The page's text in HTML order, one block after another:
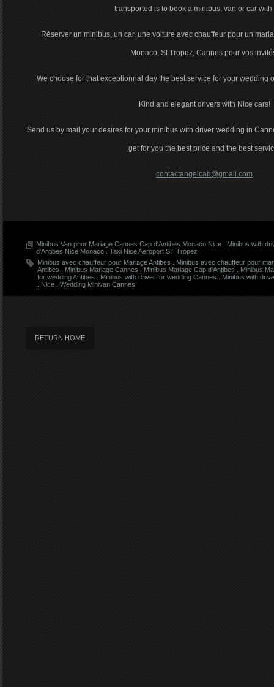
transported is to book a minibus, van or car with
Réserver un minibus, un car, une voiture avec chauffeur pour un
Monaco, St Tropez, Cannes pour vos
We choose for that exceptionnal day the best service for your wedding
Kind and elegant drivers with Nice cars!
Send us by mail your desires for your minibus with driver wedding in
get for you the best price and the best
contactangelcab@gmail.com
Minibus Van pour Mariage Cannes Cap d'Antibes Monaco Nice
Minibus with
d'Antibes Nice Monaco
Taxi Nice Aeroport ST Tropez
Minibus avec chauffeur pour Mariage Antibes
Minibus avec chauffeur pour
Antibes
Minibus Mariage Cannes Minibus Mariage Cap d'Antibes
Minibus
for wedding Antibes
Minibus with driver for wedding Cannes
Minibus with
Nice Wedding Minivan Cannes
RETURN HOME